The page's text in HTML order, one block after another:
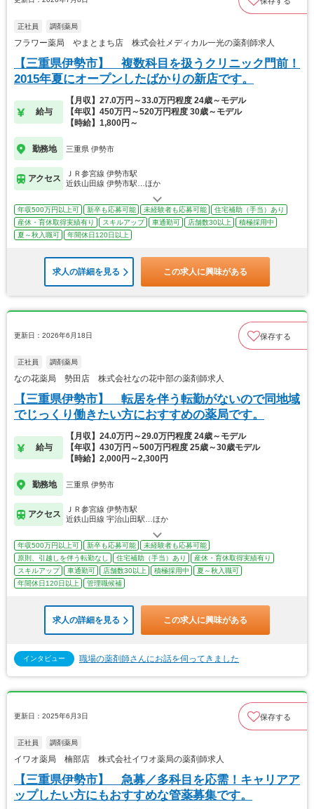
正社員 調剤薬局
フラワー薬局 やまとまち店 株式会社メディカル一光の薬剤師求人
【三重県伊勢市】 複数科目を扱うクリニック門前！
2015年夏にオープンしたばかりの新店です。
給与
【月収】27.0万円～33.0万円程度 24歳～モデル
【年収】450万円～520万円程度 30歳～モデル
【時給】1,800円～
勤務地 三重県 伊勢市
アクセス
ＪＲ参宮線 伊勢市駅
近鉄山田線 伊勢市駅…ほか
年収500万円以上可 新卒も応募可能 未経験者も応募可能
住宅補助（手当）あり
産休・育休取得実績有り
スキルアップ 車通勤可 店舗数30以上
積極採用中
夏～秋入職可
年間休日120日以上
求人の詳細を見る この求人に興味がある
更新日：2026年6月18日 保存する
正社員 調剤薬局
なの花薬局 勢田店 株式会社なの花中部の薬剤師求人
【三重県伊勢市】 転居を伴う転勤がないので同地域
でじっくり働きたい方におすすめの薬局です。
給与
【月収】24.0万円～29.0万円程度 24歳～モデル
【年収】430万円～500万円程度 25歳～30歳モデル
【時給】2,000円～2,300円
勤務地 三重県 伊勢市
アクセス
ＪＲ参宮線 伊勢市駅
近鉄山田線 宇治山田駅…ほか
年収500万円以上可 新卒も応募可能
未経験者も応募可能
原則、引越しを伴う転勤なし
住宅補助（手当）あり
産休・育休取得実績有り
スキルアップ
車通勤可 店舗数30以上 積極採用中
夏～秋入職可
年間休日120日以上
管理職候補
求人の詳細を見る この求人に興味がある
インタビュー 職場の薬剤師さんにお話を伺ってきました
更新日：2025年6月3日 保存する
正社員 調剤薬局
イワオ薬局 楠部店 株式会社イワオ薬局の薬剤師求人
【三重県伊勢市】 急募／多科目を応需！キャリアア
ップしたい方にもおすすめな管薬募集です。